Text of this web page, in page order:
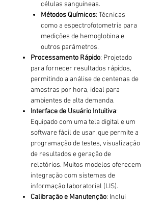
células sanguíneas.
Métodos Químicos: Técnicas
como a espectrofotometria para
medições de hemoglobina e
outros parâmetros.
Processamento Rápido: Projetado
para fornecer resultados rápidos,
permitindo a análise de centenas de
amostras por hora, ideal para
ambientes de alta demanda.
Interface de Usuário Intuitiva:
Equipado com uma tela digital e um
software fácil de usar, que permite a
programação de testes, visualização
de resultados e geração de
relatórios. Muitos modelos oferecem
integração com sistemas de
informação laboratorial (LIS).
Calibração e Manutenção: Inclui